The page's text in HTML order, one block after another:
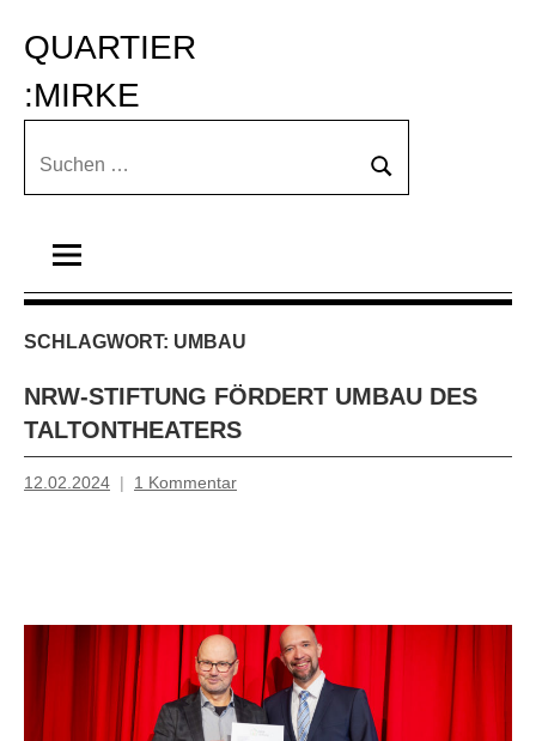
Inhalt
springen
QUARTIER
:MIRKE
Suchen
Suchen
SCHLAGWORT: UMBAU
NRW-STIFTUNG FÖRDERT UMBAU DES
TALTONTHEATERS
12.02.2024
Mosche
1 Kommentar